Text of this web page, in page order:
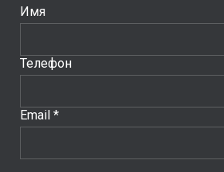
Имя
Телефон
Email *